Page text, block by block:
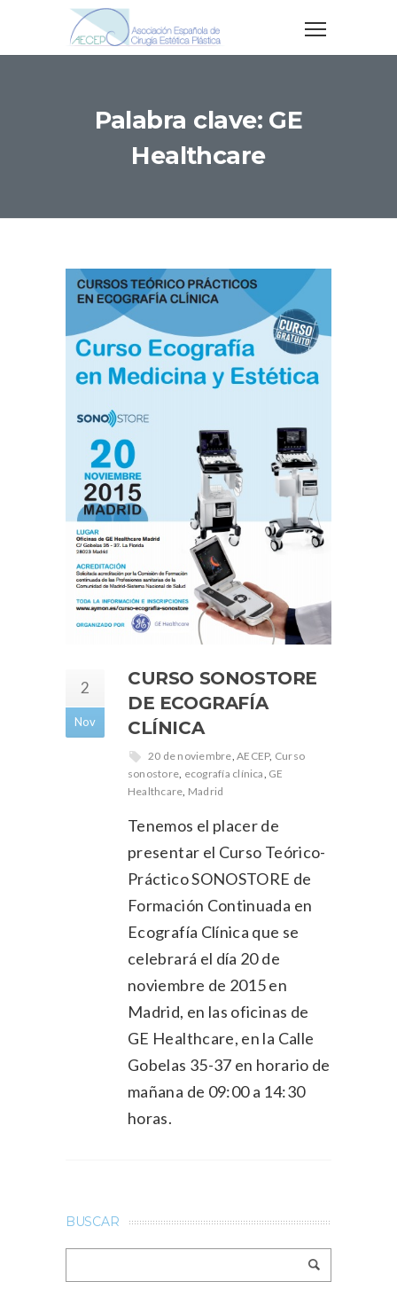
Palabra clave: GE
Healthcare
2
Nov
CURSO SONOSTORE
DE ECOGRAFÍA
CLÍNICA
20 de noviembre,AECEP, Curso
sonostore, ecografía clínica, GE
Healthcare, Madrid
Tenemos el placer de
presentar el Curso Teórico-
Práctico SONOSTORE de
Formación Continuada en
Ecografía Clínica que se
celebrará el día 20 de
noviembre de 2015 en
Madrid, en las oficinas de
GE Healthcare, en la Calle
Gobelas 35-37 en horario de
mañana de 09:00 a 14:30
horas.
BUSCAR